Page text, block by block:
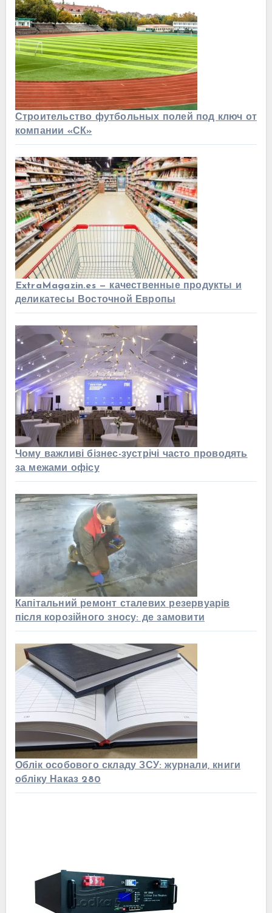
Строительство футбольных полей под ключ от
компании «СК»
ExtraMagazin.es — качественные продукты и
деликатесы Восточной Европы
Чому важливі бізнес-зустрічі часто проводять
за межами офісу
Капітальний ремонт сталевих резервуарів
після корозійного зносу: де замовити
Облік особового складу ЗСУ: журнали, книги
обліку Наказ 280